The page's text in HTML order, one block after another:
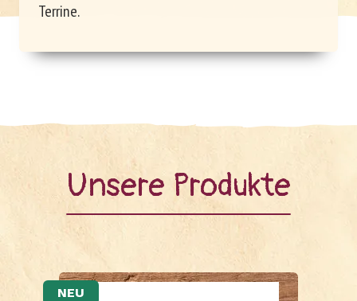
DE FR
Terrine.
Unsere Produkte
NEU